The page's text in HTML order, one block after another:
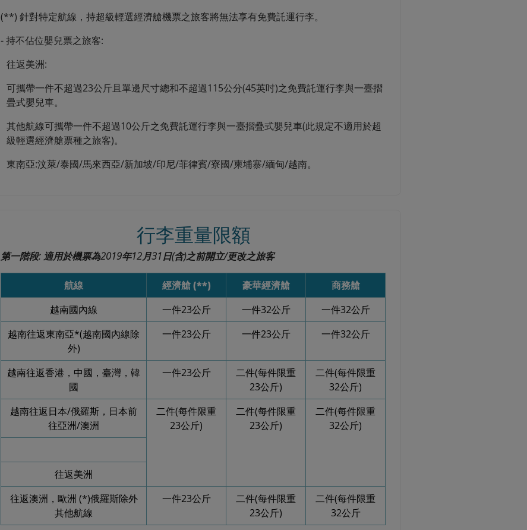
(**) 針對特定航線，持超級輕選經濟艙機票之旅客將無法享有免費託運行李。
- 持不佔位嬰兒票之旅客:
往返美洲:
可攜帶一件不超過23公斤且單邊尺寸總和不超過115公分(45英吋)之免費託運行李與一臺摺
疊式嬰兒車。
其他航線可攜帶一件不超過10公斤之免費託運行李與一臺摺疊式嬰兒車(此規定不適用於超
級輕選經濟艙票種之旅客)。
東南亞:汶萊/泰國/馬來西亞/新加坡/印尼/菲律賓/寮國/柬埔寨/緬甸/越南。
行李重量限額
第一階段: 適用於機票為2019年12月31日(含)之前開立/更改之旅客
航線 經濟艙 (**) 豪華經濟艙
商務艙
越南國內線
一件23公斤 一件32公斤
一件32公斤
越南往返東南亞*(越南國內線除
外)
一件23公斤 一件23公斤 一件32公斤
越南往返香港，中國，臺灣，韓
國
一件23公斤
二件(每件限重
23公斤)
二件(每件限重
32公斤)
越南往返日本/俄羅斯，日本前
往亞洲/澳洲
二件(每件限重
23公斤)
二件(每件限重
23公斤)
二件(每件限重
32公斤)
往返美洲
往返澳洲，歐洲 (*)俄羅斯除外
其他航線
一件23公斤
二件(每件限重
23公斤)
二件(每件限重
32公斤